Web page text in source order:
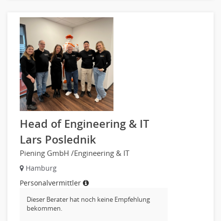
Banken, Finanzdienstleister und Versicherungen Compliance,
Sicherheit
Banken, Finanzdienstleister und Versicherungen Finanzen
Firmenkundengeschäft
Investment-Banking
Kreditanalyse
Banken, Finanzdienstleister und Versicherungen Leitung,
Teamleitung
Mergers & Acquisitions
Privatkundengeschäft
Mathematik, Produkt, Statistik
Berufsschule
Head of Engineering & IT
Lars Poslednik
Piening GmbH /Engineering & IT
Hamburg
Personalvermittler
Dieser Berater hat noch keine Empfehlung
bekommen.